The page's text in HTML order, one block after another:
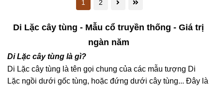
1 2
Di Lặc cây tùng - Mẫu cổ truyền thống - Giá trị
ngàn năm
Di Lặc cây tùng là gì?
Di Lặc cây tùng là tên gọi chung của các mẫu tượng Di
Lặc ngồi dưới gốc tùng, hoặc đứng dưới cây tùng... Đây là